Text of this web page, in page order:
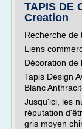
TAPIS DE
Creation
Recherche de
Liens
Décoration de
Tapis Design
Blanc
Jusqu'ici, les
réputation
gris moyen